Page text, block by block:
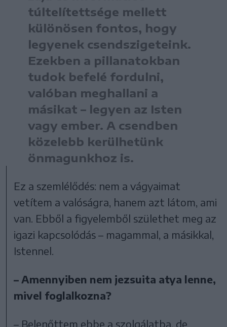
túltelítettsége mellett
különösen fontos, hogy
legyenek csendszigeteink.
Ezekben a pillanatokban
tudok befelé fordulni,
valóban meghallani a
másikat – legyen az Isten
vagy ember. A csendben
közelebb kerülhetünk
önmagunkhoz is.
Ez a szemlélődés: nem a vágyaimat
vetítem a valóságra, hanem azt látom, ami
van. Ebből a figyelemből születhet meg az
igazi kapcsolódás – magammal, a másikkal,
Istennel.
– Amennyiben nem jezsuita atya lenne,
mivel foglalkozna?
– Belenőttem ebbe a szolgálatba, de